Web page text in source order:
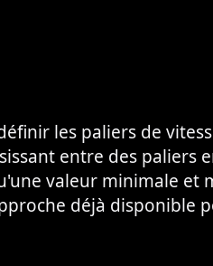
les paliers de
entre des paliers
valeur minimale et
déjà disponible